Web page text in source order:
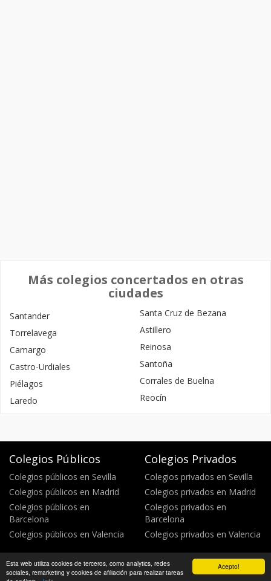
Acepto!
Esta web utiliza cookies de terceros, como analytics, redes
sociales, remarketing y cookies de afiliación para realizar tareas
Más colegios concertados en otras
ciudades
Santander
Torrelavega
Camargo
Castro-Urdiales
Piélagos
Laredo
Santa Cruz de Bezana
Astillero
Reinosa
Santoña
Corrales de Buelna
Reocín
Colegios Públicos
Colegios públicos en Sevilla
Colegios públicos en Madrid
Colegios públicos en
Barcelona
Colegios públicos en Valencia
Colegios Privados
Colegios privados en Sevilla
Colegios privados en Madrid
Colegios privados en
Barcelona
Colegios privados en Valencia
Política de privacidad Política de cookies